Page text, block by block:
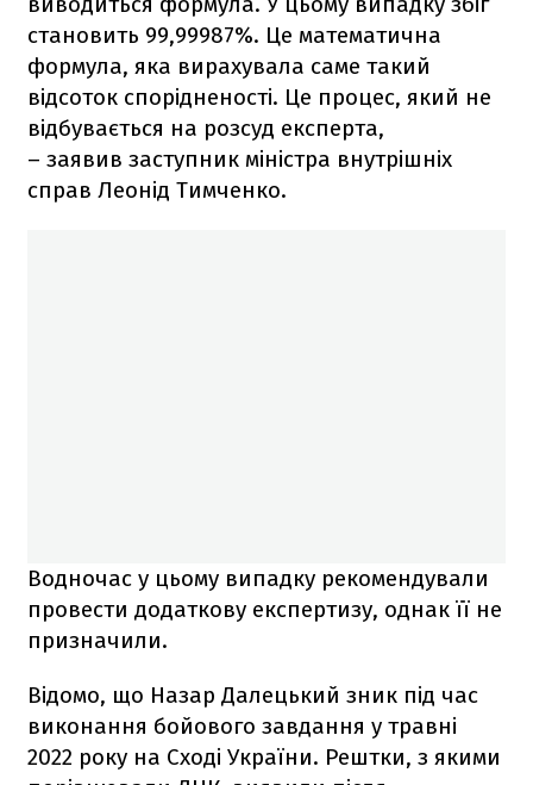
становить 99,99987%. Це математична
формула, яка вирахувала саме такий
відсоток спорідненості. Це процес, який не
відбувається на розсуд експерта,
– заявив заступник міністра внутрішніх
справ Леонід Тимченко.
Водночас у цьому випадку рекомендували
провести додаткову експертизу, однак її не
призначили.
Відомо, що Назар Далецький зник під час
виконання бойового завдання у травні
2022 року на Сході України. Рештки, з якими